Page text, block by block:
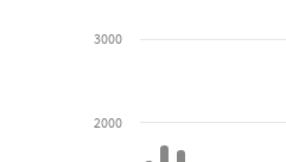
View as data table, Leer
The chart has 1 X axis displaying
The chart has 1 Y axis
2000
3000